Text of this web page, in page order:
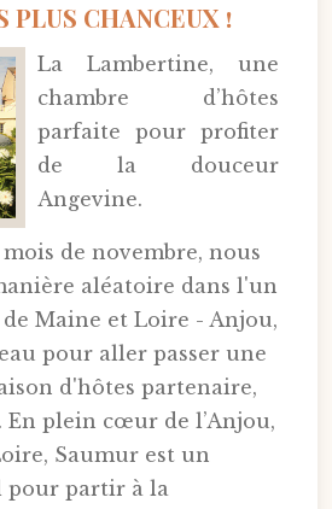
PLUS CHANCEUX !
La Lambertine, une
chambre d’hôtes
parfaite pour profiter
de la douceur
Angevine.
de novembre, nous
aléatoire dans l'un
Maine et Loire - Anjou,
pour aller passer une
d'hôtes partenaire,
En plein cœur de l’Anjou,
Saumur est un
pour partir à la